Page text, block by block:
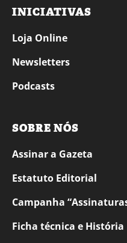
INICIATIVAS
Loja Online
Newsletters
Podcasts
SOBRE NÓS
Assinar a Gazeta
Estatuto Editorial
Campanha
Ficha técnica e História